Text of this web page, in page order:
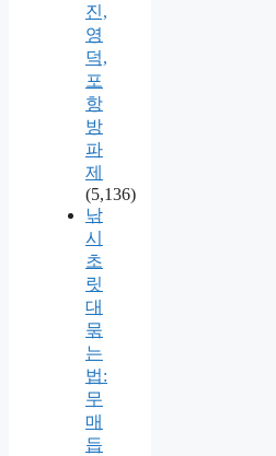
진,
영
덕,
포
항
방
파
제
(5,136)
낚
시
초
릿
대
묶
는
법:
무
매
듭